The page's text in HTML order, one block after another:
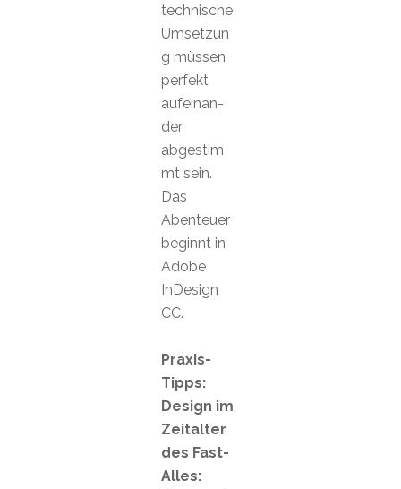
technische
Umsetzun
g müssen
perfekt
aufeinan-
der
abgestim
mt sein.
Das
Abenteuer
beginnt in
Adobe
InDesign
CC.
Praxis-
Tipps:
Design im
Zeitalter
des Fast-
Alles: